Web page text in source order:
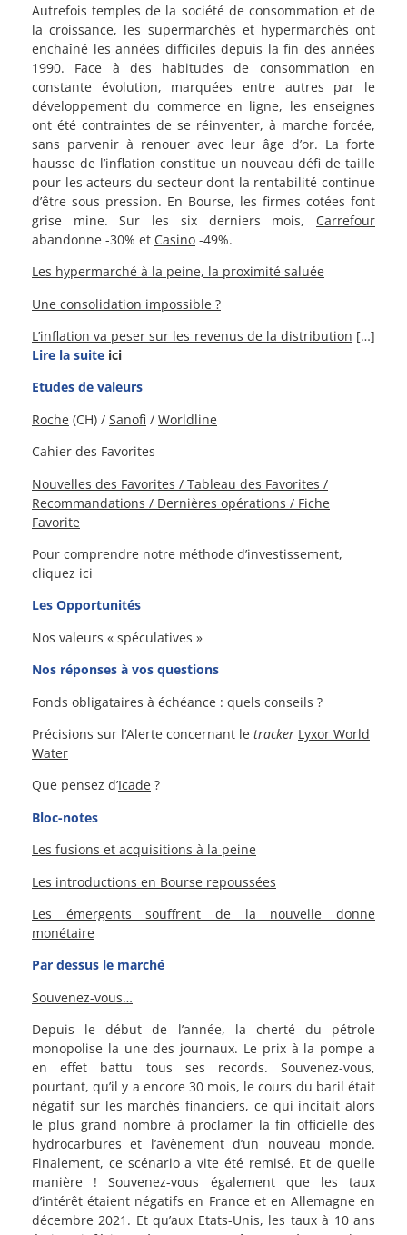
Autrefois temples de la société de consommation et de
la croissance, les supermarchés et hypermarchés ont
enchaîné les années difficiles depuis la fin des années
1990. Face à des habitudes de consommation en
constante évolution, marquées entre autres par le
développement du commerce en ligne, les enseignes
ont été contraintes de se réinventer, à marche forcée,
sans parvenir à renouer avec leur âge d’or. La forte
hausse de l’inflation constitue un nouveau défi de taille
pour les acteurs du secteur dont la rentabilité continue
d’être sous pression. En Bourse, les firmes cotées font
grise mine. Sur les six derniers mois, Carrefour
abandonne -30% et Casino -49%.
Les hypermarché à la peine, la proximité saluée
Une consolidation impossible ?
L’inflation va peser sur les revenus de la distribution […]
Lire la suite ici
Etudes de valeurs
Roche (CH) / Sanofi / Worldline
Cahier des Favorites
Nouvelles des Favorites / Tableau des Favorites /
Recommandations / Dernières opérations / Fiche
Favorite
Pour comprendre notre méthode d’investissement,
cliquez ici
Les Opportunités
Nos valeurs « spéculatives »
Nos réponses à vos questions
Fonds obligataires à échéance : quels conseils ?
Précisions sur l’Alerte concernant le tracker Lyxor World
Water
Que pensez d’Icade ?
Bloc-notes
Les fusions et acquisitions à la peine
Les introductions en Bourse repoussées
Les émergents souffrent de la nouvelle donne
monétaire
Par dessus le marché
Souvenez-vous…
Depuis le début de l’année, la cherté du pétrole
monopolise la une des journaux. Le prix à la pompe a
en effet battu tous ses records. Souvenez-vous,
pourtant, qu’il y a encore 30 mois, le cours du baril était
négatif sur les marchés financiers, ce qui incitait alors
le plus grand nombre à proclamer la fin officielle des
hydrocarbures et l’avènement d’un nouveau monde.
Finalement, ce scénario a vite été remisé. Et de quelle
manière ! Souvenez-vous également que les taux
d’intérêt étaient négatifs en France et en Allemagne en
décembre 2021. Et qu’aux Etats-Unis, les taux à 10 ans